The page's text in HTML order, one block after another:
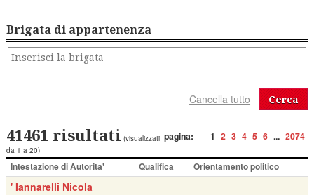
Brigata di appartenenza
Cerca
pagina: 1 2 3 4 5 6 ... 2074
41461 risultati (visualizzati
da 1 a 20)
Intestazione di Autorita' Qualifica Orientamento politico
' Iannarelli Nicola